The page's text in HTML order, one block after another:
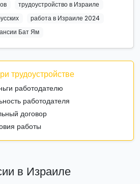
трудоустройство в Израиле
работа в Израиле 2024
Бат Ям
трудоустройстве
работодателю
работодателя
договор
работы
в Израиле